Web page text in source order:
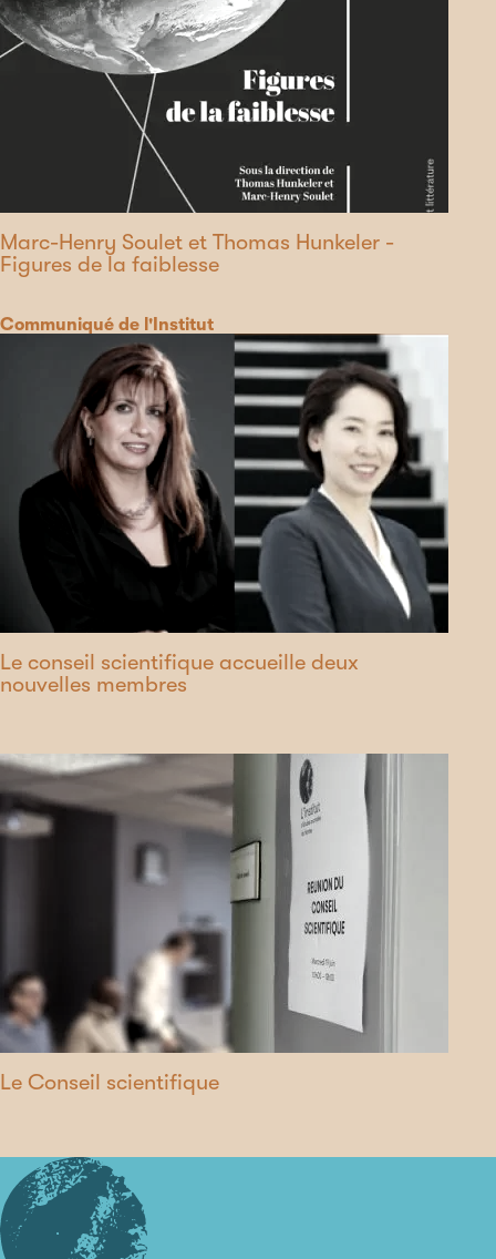
Marc-Henry Soulet et Thomas Hunkeler -
Figures de la faiblesse
Catégorie
Communiqué de l'Institut
Le conseil scientifique accueille deux
nouvelles membres
Le Conseil scientifique